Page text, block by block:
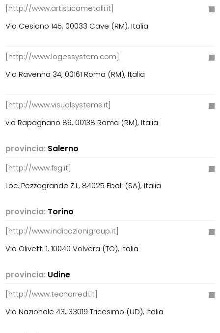
[http://www.artisticametalli.it]
Via Cesiano 145, 00033 Cave (RM), Italia
[http://www.logessystem.com]
Via Ravenna 34, 00161 Roma (RM), Italia
[http://www.visualsystems.it]
via Rapagnano 89, 00138 Roma (RM), Italia
provincia: Salerno
[http://www.fsg.it]
Loc. Pezzagrande Z.I., 84025 Eboli (SA), Italia
provincia: Torino
[http://www.indicazionigroup.it]
Via Olivetti 1, 10040 Volvera (TO), Italia
provincia: Udine
[http://www.tecnarredi.it]
Via Nazionale 43, 33019 Tricesimo (UD), Italia